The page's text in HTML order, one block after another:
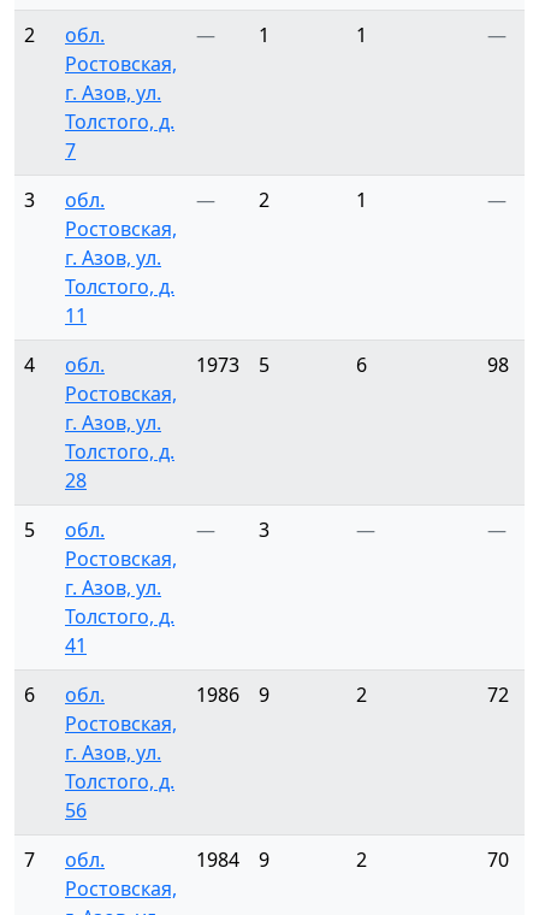
2
обл.
Ростовская,
г. Азов, ул.
Толстого, д.
7
— 1 1 —
3
обл.
Ростовская,
г. Азов, ул.
Толстого, д.
11
— 2 1 —
4
обл.
Ростовская,
г. Азов, ул.
Толстого, д.
28
1973 5 6 98
5
обл.
Ростовская,
г. Азов, ул.
Толстого, д.
41
— 3 — —
6
обл.
Ростовская,
г. Азов, ул.
Толстого, д.
56
1986 9 2 72
7
обл.
Ростовская,
1984 9 2 70